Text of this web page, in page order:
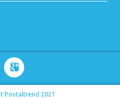
Postaltrend 2021